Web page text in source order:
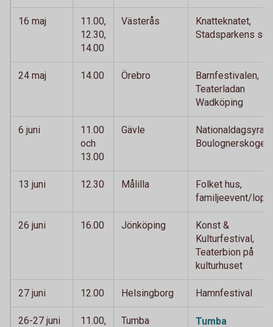
16 maj
11.00,
12.30,
14.00
Västerås
Knatteknatet,
Stadsparkens
24 maj 14.00 Örebro
Barnfestivalen,
Teaterladan
Wadköping
6 juni
11.00
och
13.00
Gävle
Nationaldagsyra,
Boulognerskogen
13 juni 12.30 Målilla
Folket hus,
familjeevent/
26 juni 16.00 Jönköping
Konst &
Kulturfestival,
Teaterbion på
kulturhuset
27 juni 12.00 Helsingborg Hamnfestival
26-27 juni 11.00, Tumba Tumba